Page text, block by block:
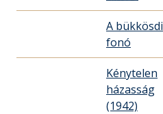
A bükkösdi
fonó
Kénytelen
házasság
(1942)